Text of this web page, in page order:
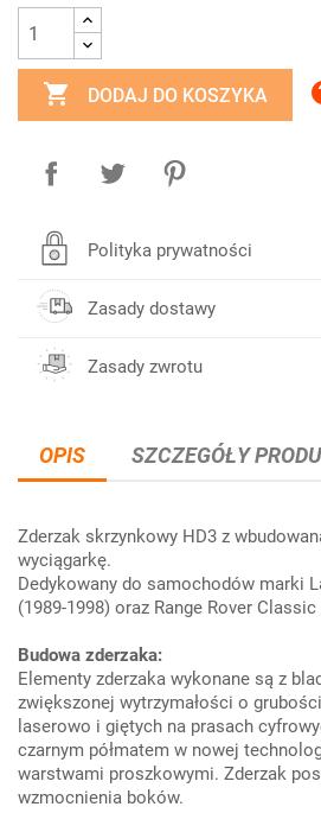
 DODAJ DO KOSZYKA
Polityka prywatności
Zasady dostawy
Zasady zwrotu
OPIS SZCZEGÓŁY
Zderzak skrzynkowy HD3 z
wyciągarkę.
Dedykowany do samochodów marki
(1989-1998) oraz Range Rover Classic
Budowa zderzaka:
Elementy zderzaka wykonane są z
zwiększonej wytrzymałości o
laserowo i giętych na prasach
czarnym półmatem w nowej
warstwami proszkowymi. Zderzak
wzmocnienia boków.